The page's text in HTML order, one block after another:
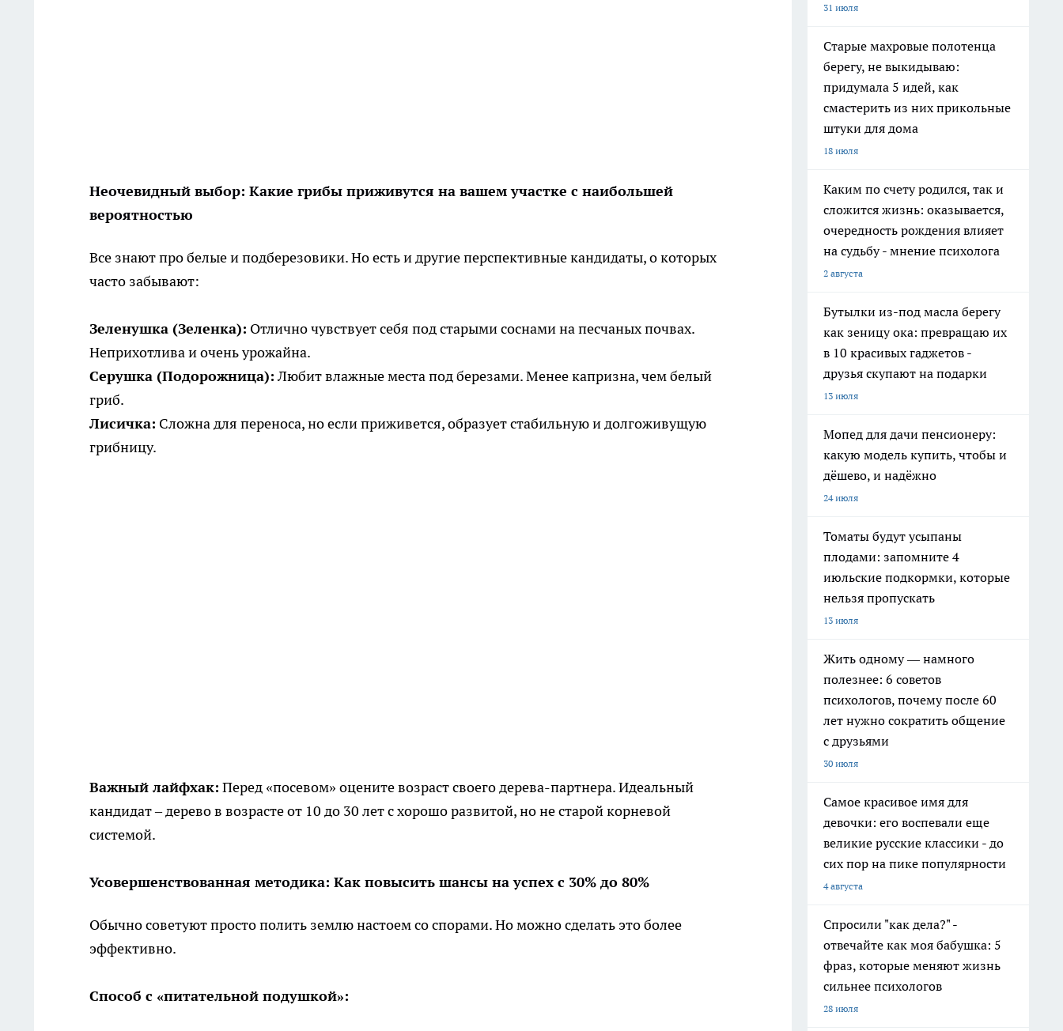
Неочевидный выбор: Какие грибы приживутся на вашем участке с наибольшей
вероятностью
Все знают про белые и подберезовики. Но есть и другие перспективные кандидаты, о которых
часто забывают:
Зеленушка (Зеленка): Отлично чувствует себя под старыми соснами на песчаных почвах.
Неприхотлива и очень урожайна.
Серушка (Подорожница):Любит влажные места под березами. Менее капризна, чем белый
гриб.
Лисичка: Сложна для переноса, но если приживется, образует стабильную и долгоживущую
грибницу.
Важный лайфхак: Перед «посевом» оцените возраст своего дерева-партнера. Идеальный
кандидат – дерево в возрасте от 10 до 30 лет с хорошо развитой, но не старой корневой
системой.
Усовершенствованная методика: Как повысить шансы на успех с 30% до 80%
Обычно советуют просто полить землю настоем со спорами. Но можно сделать это более
эффективно.
Способ с «питательной подушкой»:
31 июля
Старые махровые полотенца
берегу, не выкидываю:
придумала 5 идей, как
смастерить из них прикольные
штуки для дома
18 июля
Каким по счету родился, так и
сложится жизнь: оказывается,
очередность рождения влияет
на судьбу - мнение психолога
2 августа
Бутылки из-под масла берегу
как зеницу ока: превращаю их
в 10 красивых гаджетов -
друзья скупают на подарки
13 июля
Мопед для дачи пенсионеру:
какую модель купить, чтобы и
дёшево, и надёжно
24 июля
Томаты будут усыпаны
плодами: запомните 4
июльские подкормки, которые
нельзя пропускать
13 июля
Жить одному — намного
полезнее: 6 советов
психологов, почему после 60
лет нужно сократить общение
с друзьями
30 июля
Самое красивое имя для
девочки: его воспевали еще
великие русские классики - до
сих пор на пике популярности
4 августа
Спросили "как дела?" -
отвечайте как моя бабушка: 5
фраз, которые меняют жизнь
сильнее психологов
28 июля